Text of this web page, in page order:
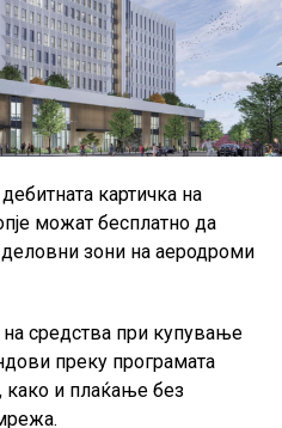
картичка на
можат бесплатно да
зони на аеродроми
средства при купување
преку програмата
како и плаќање без